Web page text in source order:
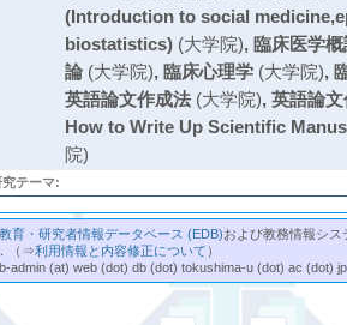
(Introduction to social
biostatistics)(大学院), 臨床医学概
論(大学院), 臨床心理学(大学院),
英語論文作成法(大学院), 英語論
How to Write Up Scientific
院)
究テーマ:
育・研究者情報データベース (EDB)および教務情報シ
（⇒利用情報と内容修正について ）
admin (at) web (dot) db (dot) tokushima-u (dot) ac (dot)